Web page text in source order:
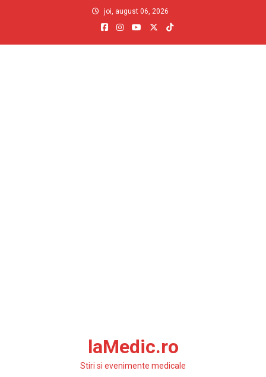
joi, august 06, 2026
laMedic.ro
Stiri si evenimente medicale